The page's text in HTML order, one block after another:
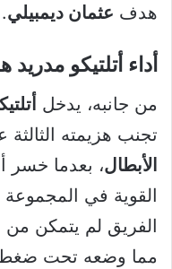
هدف عثمان ديمبيلي.
أداء أتلتيكو
من جانبه، يدخل
تجنب هزيمته
الأبطال، بعدما خسر
القوية في
الفريق لم يتمكن من
مما وضعه تحت ضغط